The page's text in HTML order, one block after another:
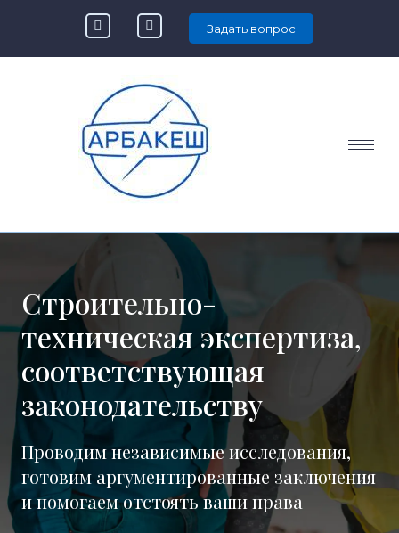
Задать вопрос
Строительно-
техническая экспертиза,
соответствующая
законодательству
Проводим независимые исследования,
готовим аргументированные заключения
и помогаем отстоять ваши права